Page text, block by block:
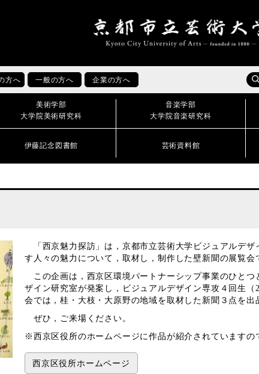
方へ 一般の方へ 企業の方へ
美術学部
大学院美術研究科
音楽学部
大学院音楽研究科
伊藤記念図書館 芸術資料館
「西京魅力探訪」は，京都市立芸術大学ビジュアルデザ
す人々の魅力について，取材し，制作した壁新聞の展覧会
この企画は，西京区環境パートナーシップ事業のひと
ザイン研究室が発案し，ビジュアルデザイン専攻４回生（
会では，桂・大枝・大原野の地域を取材した新聞３点を出
ぜひ，ご来場ください。
※西京区役所のホームページに作品が紹介されていますの
西京区役所ホームページ